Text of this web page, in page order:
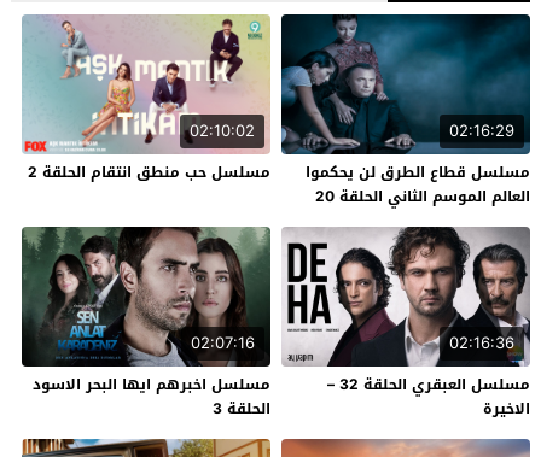
02:16:29
مسلسل قطاع الطرق لن يحكموا
العالم الموسم الثاني الحلقة 20
02:10:02
مسلسل حب منطق انتقام الحلقة 2
02:16:36
مسلسل العبقري الحلقة 32 –
الاخيرة
02:07:16
مسلسل اخبرهم ايها البحر الاسود
الحلقة 3